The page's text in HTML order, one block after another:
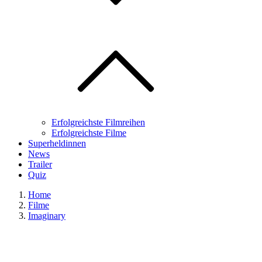
Erfolgreichste Filmreihen
Erfolgreichste Filme
Superheldinnen
News
Trailer
Quiz
Home
Filme
Imaginary